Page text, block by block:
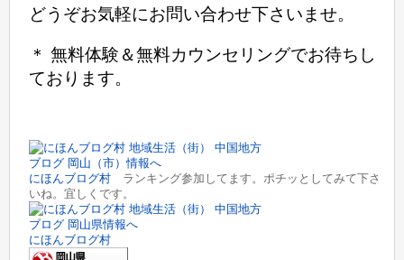
どうぞお気軽にお問い合わせ下さいませ。
＊ 無料体験＆無料カウンセリングでお待ちし
ております。
にほんブログ村 ランキング参加してます。ポチッとしてみて下さ
いね。宜しくです。
にほんブログ村